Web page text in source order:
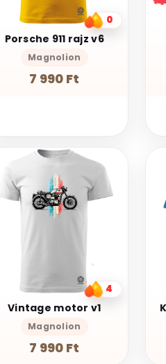
0
Porsche 911 rajz v6
Magnolion
7 990 Ft
4
Vintage motor v1
Magnolion
7 990 Ft